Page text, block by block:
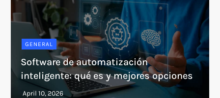
GENERAL
Software de automatización
inteligente: qué es y mejores opciones